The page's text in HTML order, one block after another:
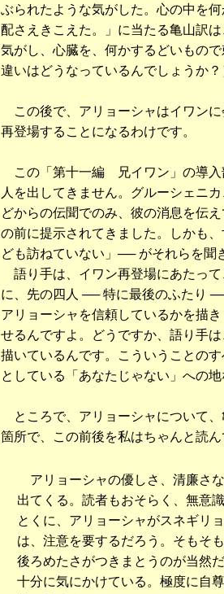
ぶられたような気がした。心の中を
配さえきこえた。」に当たる亀山訳
気がし、心臓を、何かするどいもの
違いはどうなっているんでしょうか？
この後で、アリョーシャはイワン
再登場することになるわけです。
この「第十一編 兄イワン」の導入
人を出してきません。グルーシェニ
どからの伝聞でのみ、彼の消息を伝
の前に提示されてきました。しかも
ども訪ねていない」── がそれらを聞
語り手は、イワン再登場にあたっ
に、先の四人 ── 特に最後のふたり
アリョーシャを信頼しているかを描
せるんですよ。どうですか、語り手
描いているんです。こういうことの
としている「あなたじゃない」への
ところで、アリョーシャについて
箇所で、この前後を私はちゃんと読
アリョーシャの優しさ、清廉さ
出てくる。読者もおそらく、無意
とくに、アリョーシャがスネギリ
は、注意を要するだろう。そもそ
後ろめたさがつきまとうのが当然
十分に気にかけている。極度に自